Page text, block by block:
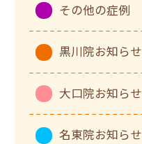
その他の症例
黒川院お知らせ
大口院お知らせ
名東院お知らせ